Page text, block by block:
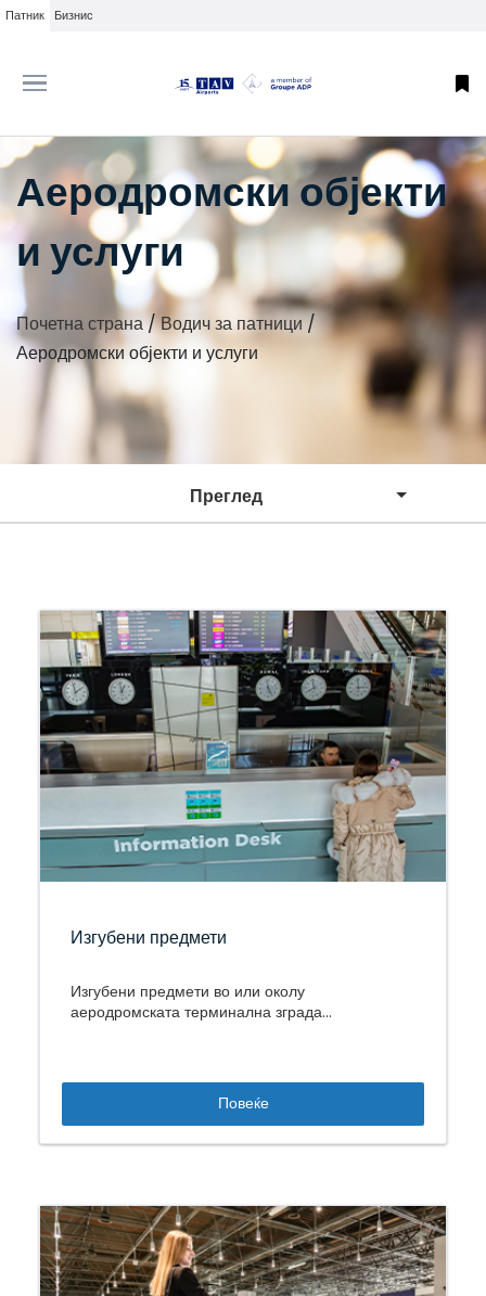
Патник Бизнис
Аеродромски објекти
и услуги
Почетна страна/Водич за патници/
Аеродромски објекти и услуги
Преглед
Изгубени предмети
Изгубени предмети во или околу
аеродромската терминална зграда...
Повеќе